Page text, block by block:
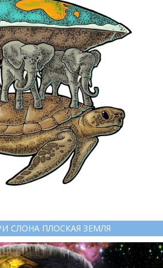
СЛОНА ПЛОСКАЯ ЗЕМЛЯ